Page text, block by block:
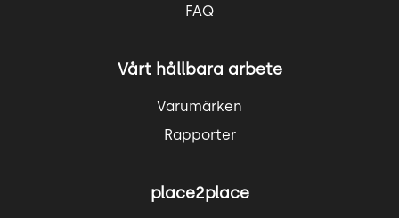
FAQ
Vårt hållbara arbete
Varumärken
Rapporter
place2place